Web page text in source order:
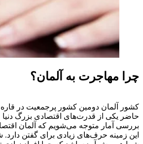
چرا مهاجرت به آلمان؟
کشور آلمان دومین کشور پرجمعیت در
حاضر یکی از قدرت‌های اقتصادی بزرگ
بررسی آمار متوجه می‌شویم که آلمان
این زمینه حرف‌های زیادی برای گفتن دارد.